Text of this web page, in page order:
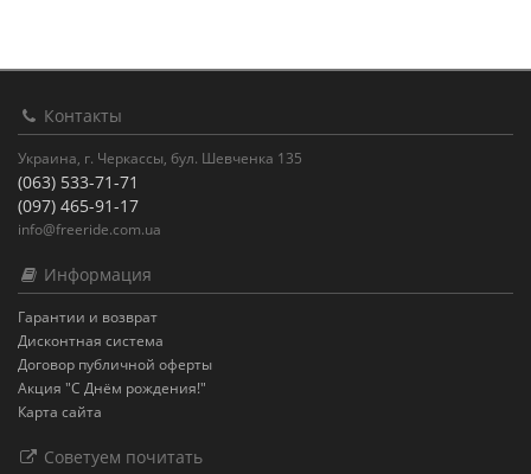
Контакты
Украина, г. Черкассы, бул. Шевченка 135
(063) 533-71-71
(097) 465-91-17
info@freeride.com.ua
Информация
Гарантии и возврат
Дисконтная система
Договор публичной оферты
Акция "С Днём рождения!"
Карта сайта
Советуем почитать